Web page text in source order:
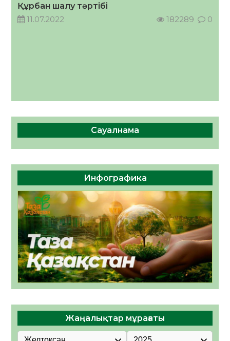
Құрбан шалу тәртібі
11.07.2022
182289 0
Сауалнама
Инфографика
Жаңалықтар мұрағаты